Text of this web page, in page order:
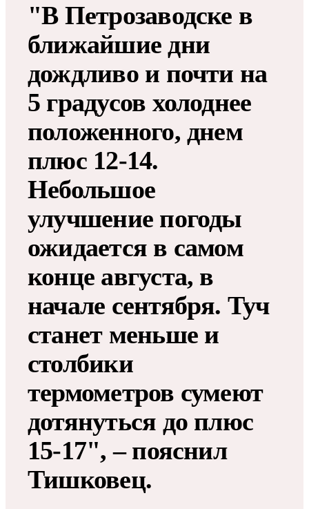
"В Петрозаводске в
ближайшие дни
дождливо и почти на
5 градусов холоднее
положенного, днем
плюс 12-14.
Небольшое
улучшение погоды
ожидается в самом
конце августа, в
начале сентября. Туч
станет меньше и
столбики
термометров сумеют
дотянуться до плюс
15-17", – пояснил
Тишковец.